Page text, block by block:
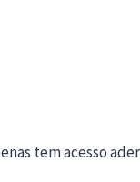
tem acesso